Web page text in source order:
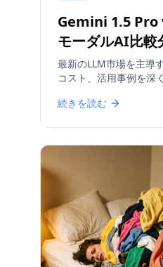
Gemini 1.5 Pro
モーダルAI比較
最新のLLM市場を主導
コスト、活用事例を深
続きを読む